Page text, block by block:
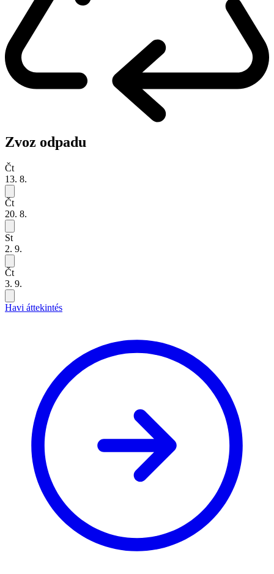
Zvoz odpadu
Čt
13. 8.
Čt
20. 8.
St
2. 9.
Čt
3. 9.
Havi áttekintés